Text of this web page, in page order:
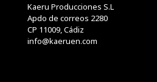
Kaeru Producciones S.L
Apdo de correos 2280
CP 11009, Cádiz
info@kaeruen.com